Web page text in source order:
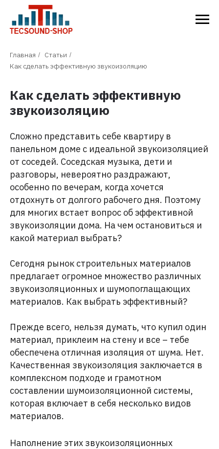
Главная / Статьи /
Как сделать эффективную звукоизоляцию
Как сделать эффективную
звукоизоляцию
Сложно представить себе квартиру в
панельном доме с идеальной звукоизоляцией
от соседей. Соседская музыка, дети и
разговоры, невероятно раздражают,
особенно по вечерам, когда хочется
отдохнуть от долгого рабочего дня. Поэтому
для многих встает вопрос об эффективной
звукоизоляции дома. На чем остановиться и
какой материал выбрать?
Сегодня рынок строительных материалов
предлагает огромное множество различных
звукоизоляционных и шумопоглащающих
материалов. Как выбрать эффективный?
Прежде всего, нельзя думать, что купил один
материал, приклеим на стену и все – тебе
обеспечена отличная изоляция от шума. Нет.
Качественная звукоизоляция заключается в
комплексном подходе и грамотном
составлении шумоизоляционной системы,
которая включает в себя несколько видов
материалов.
Наполнение этих звукоизоляционных